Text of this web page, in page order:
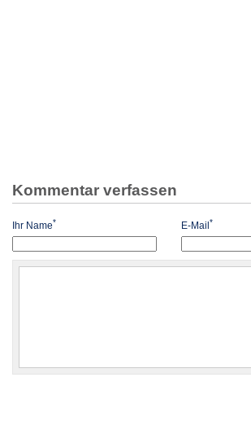
Kommentar verfassen
Ihr Name* E-Mail *